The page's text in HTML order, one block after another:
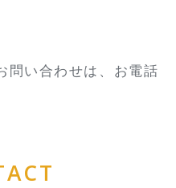
問い合わせは、お電話